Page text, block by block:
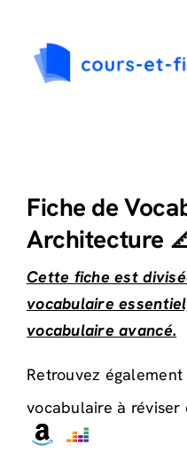
contenu
Collège
Lycée
Langues
Fiche de
Architecture
Cette fiche est
vocabulaire
vocabulaire avancé.
Retrouvez
vocabulaire à réviser